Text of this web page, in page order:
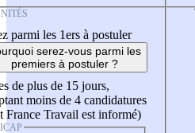
parmi les 1ers à postuler
serez-vous parmi les
premiers à postuler ?
de plus de 15 jours,
moins de 4 candidatures
France Travail est informé)